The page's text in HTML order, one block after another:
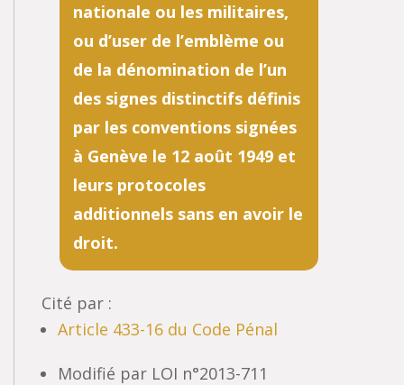
nationale ou les militaires,
ou d’user de l’emblème ou
de la dénomination de l’un
des signes distinctifs définis
par les conventions signées
à Genève le 12 août 1949 et
leurs protocoles
additionnels sans en avoir le
droit.
Cité par :
Article 433-16 du Code Pénal
Modifié par LOI n°2013-711